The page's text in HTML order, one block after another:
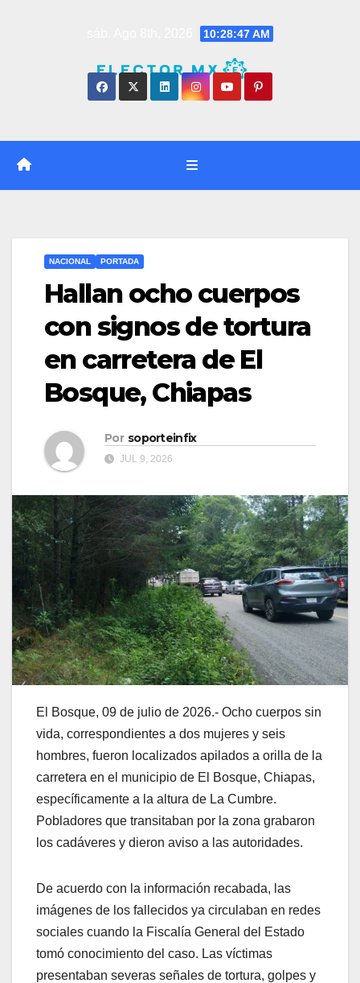
10:28:48 AM
NACIONAL PORTADA
Hallan ocho cuerpos
con signos de tortura
en carretera de El
Bosque, Chiapas
Por soporteinfix
JUL 9, 2026
El Bosque, 09 de julio de 2026.- Ocho cuerpos sin
vida, correspondientes a dos mujeres y seis
hombres, fueron localizados apilados a orilla de la
carretera en el municipio de El Bosque, Chiapas,
específicamente a la altura de La Cumbre.
Pobladores que transitaban por la zona grabaron
los cadáveres y dieron aviso a las autoridades.
De acuerdo con la información recabada, las
imágenes de los fallecidos ya circulaban en redes
sociales cuando la Fiscalía General del Estado
tomó conocimiento del caso. Las víctimas
presentaban severas señales de tortura, golpes y